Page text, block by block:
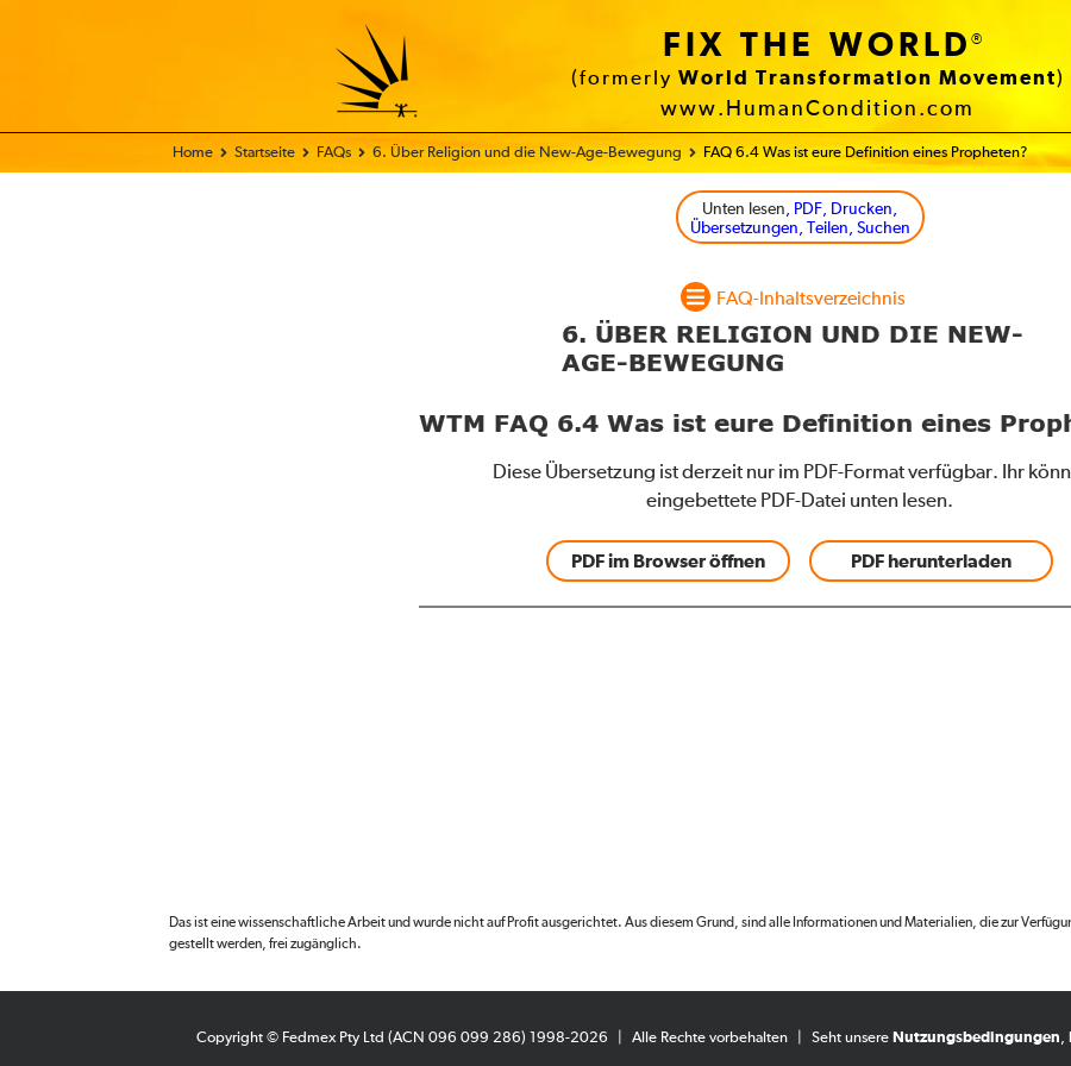
FIX THE WORLD®
(formerly World Transformation Movement)
www.HumanCondition.com
Home Startseite FAQs 6. Über Religion und die New-Age-Bewegung FAQ 6.4 Was ist eure Definition eines Propheten?
Unten lesen, PDF, Drucken,
Übersetzungen, Teilen, Suchen
FAQ-Inhaltsverzeichnis
6. ÜBER RELIGION UND DIE NEW-
AGE-BEWEGUNG
WTM FAQ 6.4 Was ist eure Definition eines
Diese Übersetzung ist derzeit nur im PDF-Format verfügbar. Ihr
eingebettete PDF-Datei unten lesen.
PDF im Browser öffnen PDF herunterladen
Das ist eine wissenschaftliche Arbeit und wurde nicht auf Profit ausgerichtet. Aus diesem Grund, sind alle Informationen und Materialien, die zur
gestellt werden, frei zugänglich.
Copyright © Fedmex Pty Ltd (ACN 096 099 286) 1998-2026 Alle Rechte vorbehalten Seht unsere Nutzungsbedingungen,